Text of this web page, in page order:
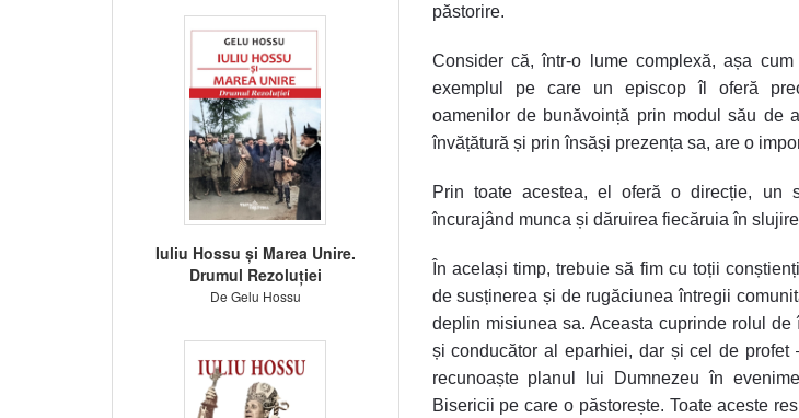
Iuliu Hossu și Marea Unire.
Drumul Rezoluției
De Gelu Hossu
păstorire.
Consider că, într-o lume complexă, așa
exemplul pe care un episcop îl oferă
oamenilor de bunăvoință prin modul său de
învățătură și prin însăși prezența sa, are o
Prin toate acestea, el oferă o direcție, un
încurajând munca și dăruirea fiecăruia în
În același timp, trebuie să fim cu toții
de susținerea și de rugăciunea întregii
deplin misiunea sa. Aceasta cuprinde rolul
și conducător al eparhiei, dar și cel de
recunoaște planul lui Dumnezeu în
Bisericii pe care o păstorește. Toate aceste